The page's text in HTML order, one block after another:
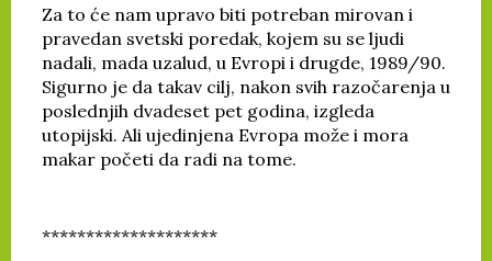
Za to će nam upravo biti potreban mirovan i
pravedan svetski poredak, kojem su se ljudi
nadali, mada uzalud, u Evropi i drugde, 1989/90.
Sigurno je da takav cilj, nakon svih razočarenja u
poslednjih dvadeset pet godina, izgleda
utopijski. Ali ujedinjena Evropa može i mora
makar početi da radi na tome.
********************